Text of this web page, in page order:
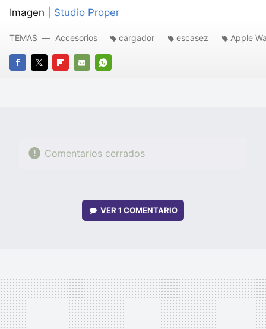
Imagen | Studio Proper
FACEBOOK
TWITTERFLIPBOARD
E-
WHATSAPP
TEMAS Accesorios cargador escasez Apple
Comentarios cerrados
VER 1 COMENTARIO